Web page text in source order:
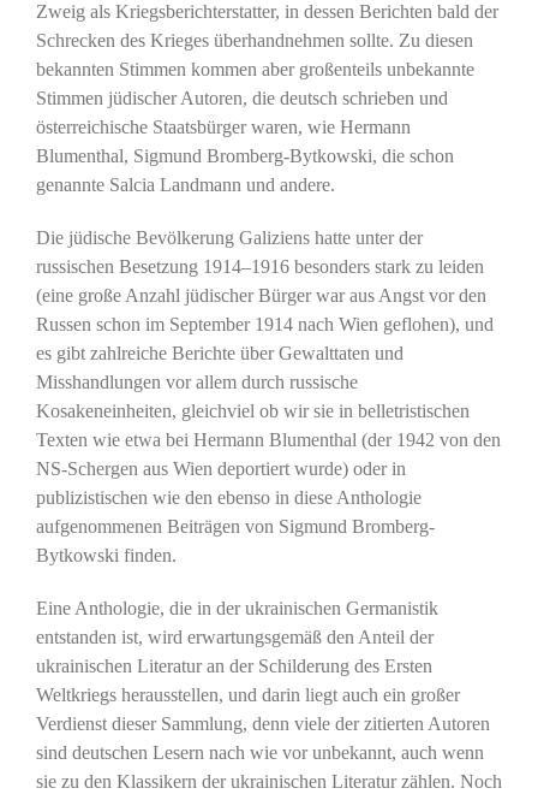
Zweig als Kriegsberichterstatter, in dessen Berichten bald der
Schrecken des Krieges überhandnehmen sollte. Zu diesen
bekannten Stimmen kommen aber großenteils unbekannte
Stimmen jüdischer Autoren, die deutsch schrieben und
österreichische Staatsbürger waren, wie Hermann
Blumenthal, Sigmund Bromberg-Bytkowski, die schon
genannte Salcia Landmann und andere.
Die jüdische Bevölkerung Galiziens hatte unter der
russischen Besetzung 1914–1916 besonders stark zu leiden
(eine große Anzahl jüdischer Bürger war aus Angst vor den
Russen schon im September 1914 nach Wien geflohen), und
es gibt zahlreiche Berichte über Gewalttaten und
Misshandlungen vor allem durch russische
Kosakeneinheiten, gleichviel ob wir sie in belletristischen
Texten wie etwa bei Hermann Blumenthal (der 1942 von den
NS-Schergen aus Wien deportiert wurde) oder in
publizistischen wie den ebenso in diese Anthologie
aufgenommenen Beiträgen von Sigmund Bromberg-
Bytkowski finden.
Eine Anthologie, die in der ukrainischen Germanistik
entstanden ist, wird erwartungsgemäß den Anteil der
ukrainischen Literatur an der Schilderung des Ersten
Weltkriegs herausstellen, und darin liegt auch ein großer
Verdienst dieser Sammlung, denn viele der zitierten Autoren
sind deutschen Lesern nach wie vor unbekannt, auch wenn
sie zu den Klassikern der ukrainischen Literatur zählen. Noch